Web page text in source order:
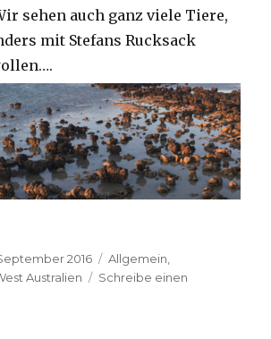
sehen auch ganz viele Tiere,
mit Stefans Rucksack
2016 Kategorien
Allgemein
Australien
Schreibe einen